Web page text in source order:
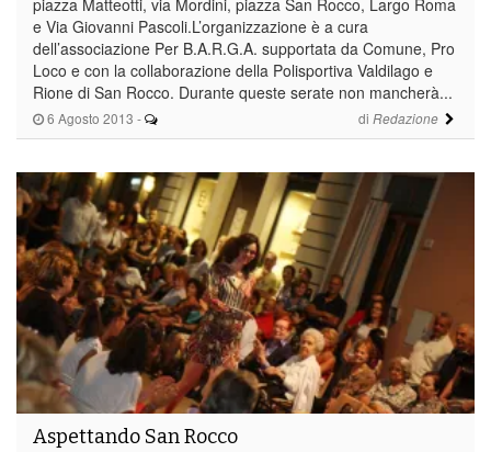
6 Agosto 2013 - di Redazione
e Via Giovanni Pascoli.L’organizzazione è a cura
dell’associazione Per B.A.R.G.A. supportata da Comune, Pro
Loco e con la collaborazione della Polisportiva Valdilago e
Rione di San Rocco. Durante queste serate non mancherà...
Aspettando San Rocco